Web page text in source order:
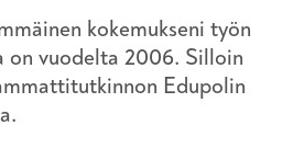
kokemukseni työn
on vuodelta 2006. Silloin
Edupolin